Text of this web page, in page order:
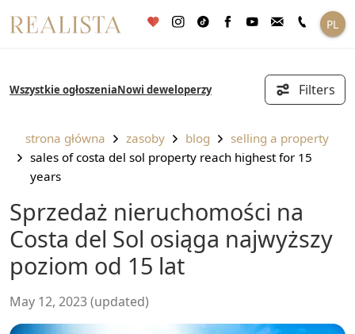
do
PL
Wszystkie ogłoszenia Nowi deweloperzy Filters
strona główna zasoby blog
selling a property
sales of costa del sol property reach highest for 15
years
Sprzedaż nieruchomości na
Costa del Sol osiąga najwyższy
poziom od 15 lat
May 12, 2023 (updated)